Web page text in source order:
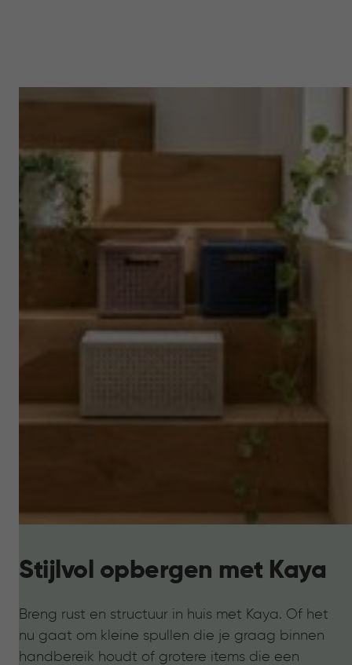
Stijlvol opbergen met Kaya
Breng rust en structuur in huis met Kaya. Of het
nu gaat om kleine spullen die je graag binnen
handbereik houdt of grotere items die een